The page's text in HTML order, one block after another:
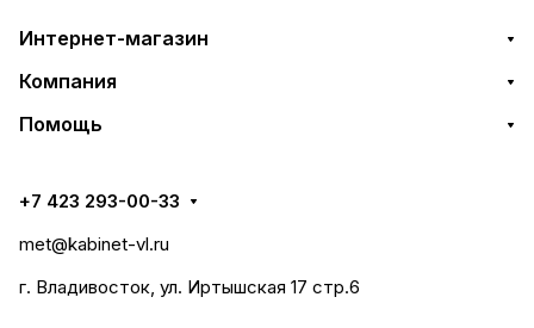
Интернет-магазин
Компания
Помощь
+7 423 293-00-33
met@kabinet-vl.ru
г. Владивосток, ул. Иртышская 17 стр.6